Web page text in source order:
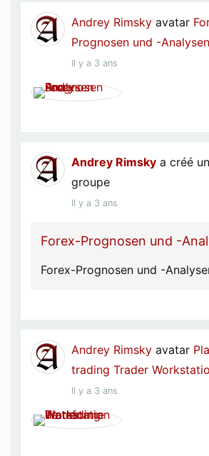
Andrey Rimsky avatar
Prognosen und -Analysen
Il y a 3 ans
Andrey Rimsky a créé
groupe
Il y a 3 ans
Forex-Prognosen und -
Forex-Prognosen und -
Andrey Rimsky avatar
trading Trader
Il y a 3 ans